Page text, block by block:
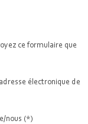
ce formulaire que
électronique de
nous (*)